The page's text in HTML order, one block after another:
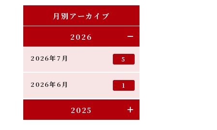
月別アーカイブ
2026
2026年7月 5
2026年6月 1
2025